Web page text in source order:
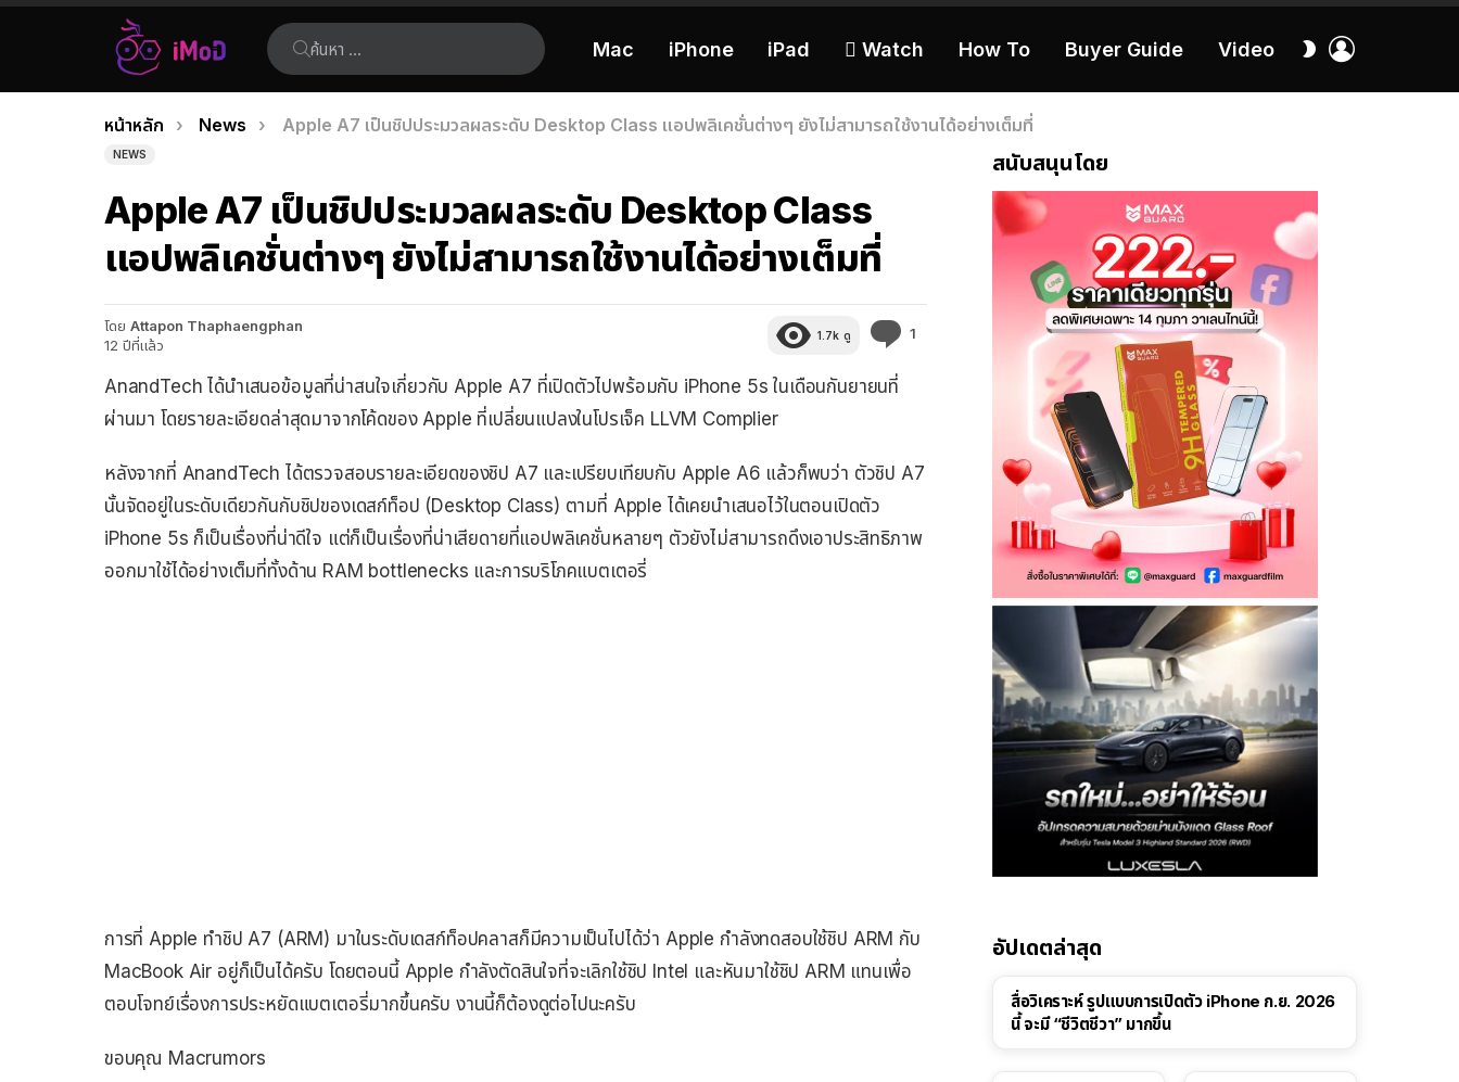
ค้นหา:
Mac iPhone iPad  Watch How To Buyer Guide Video
สลับ
เรื่อง
ล่าสุด
คุณอยู่ที่นี่:
หน้าหลัก News Apple A7 เป็นชิปประมวลผลระดับ Desktop Class แอปพลิเคชั่นต่างๆ ยังไม่สามารถใช้งานได้อย่างเต็มที่
NEWS
Apple A7 เป็นชิปประมวลผลระดับ Desktop Class
แอปพลิเคชั่นต่างๆ ยังไม่สามารถใช้งานได้อย่างเต็มที่
โดย Attapon Thaphaengphan
12 ปีที่แล้ว
1.7k ดู 1
AnandTech ได้นำเสนอข้อมูลที่น่าสนใจเกี่ยวกับ Apple A7 ที่เปิดตัวไปพร้อมกับ iPhone 5s ในเดือนกันยายนที่
ผ่านมา โดยรายละเอียดล่าสุดมาจากโค้ดของ Apple ที่เปลี่ยนแปลงในโปรเจ็ค LLVM Complier
หลังจากที่ AnandTech ได้ตรวจสอบรายละเอียดของชิป A7 และเปรียบเทียบกับ Apple A6 แล้วก็พบว่า ตัวชิป A7
นั้นจัดอยู่ในระดับเดียวกันกับชิปของเดสก์ท็อป (Desktop Class) ตามที่ Apple ได้เคยนำเสนอไว้ในตอนเปิดตัว
iPhone 5s ก็เป็นเรื่องที่น่าดีใจ แต่ก็เป็นเรื่องที่น่าเสียดายที่แอปพลิเคชั่นหลายๆ ตัวยังไม่สามารถดึงเอาประสิทธิภาพ
ออกมาใช้ได้อย่างเต็มที่ทั้งด้าน RAM bottlenecks และการบริโภคแบตเตอรี่
การที่ Apple ทำชิป A7 (ARM) มาในระดับเดสก์ท็อปคลาสก็มีความเป็นไปได้ว่า Apple กำลังทดสอบใช้ชิป ARM กับ
MacBook Air อยู่ก็เป็นได้ครับ โดยตอนนี้ Apple กำลังตัดสินใจที่จะเลิกใช้ชิป Intel และหันมาใช้ชิป ARM แทนเพื่อ
ตอบโจทย์เรื่องการประหยัดแบตเตอรี่มากขึ้นครับ งานนี้ก็ต้องดูต่อไปนะครับ
ขอบคุณ Macrumors
สนับสนุนโดย
อัปเดตล่าสุด
สื่อวิเคราะห์ รูปแบบการเปิดตัว iPhone ก.ย. 2026
นี้ จะมี “ชีวิตชีวา” มากขึ้น